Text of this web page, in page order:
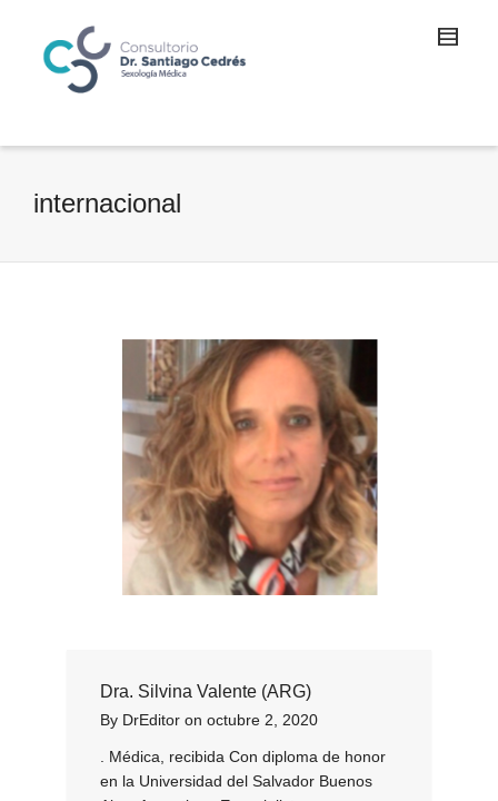
internacional
Dra. Silvina Valente (ARG)
By DrEditor on octubre 2, 2020
. Médica, recibida Con diploma de honor
en la Universidad del Salvador Buenos